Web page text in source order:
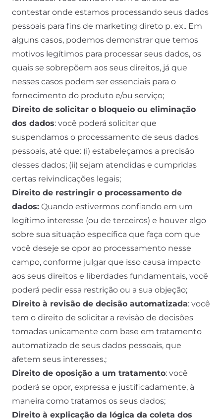
contestar onde estamos processando seus dados
pessoais para fins de marketing direto p. ex.. Em
alguns casos, podemos demonstrar que temos
motivos legítimos para processar seus dados, os
quais se sobrepõem aos seus direitos, já que
nesses casos podem ser essenciais para o
fornecimento do produto e/ou serviço;
Direito de solicitar o bloqueio ou eliminação
dos dados: você poderá solicitar que
suspendamos o processamento de seus dados
pessoais, até que: (i) estabeleçamos a precisão
desses dados; (ii) sejam atendidas e cumpridas
certas reivindicações legais;
Direito de restringir o processamento de
dados: Quando estivermos confiando em um
legítimo interesse (ou de terceiros) e houver algo
sobre sua situação específica que faça com que
você deseje se opor ao processamento nesse
campo, conforme julgar que isso causa impacto
aos seus direitos e liberdades fundamentais, você
poderá pedir essa restrição ou a sua objeção;
Direito à revisão de decisão automatizada: você
tem o direito de solicitar a revisão de decisões
tomadas unicamente com base em tratamento
automatizado de seus dados pessoais, que
afetem seus interesses.;
Direito de oposição a um tratamento: você
poderá se opor, expressa e justificadamente, à
maneira como tratamos os seus dados;
Direito à explicação da lógica da coleta dos